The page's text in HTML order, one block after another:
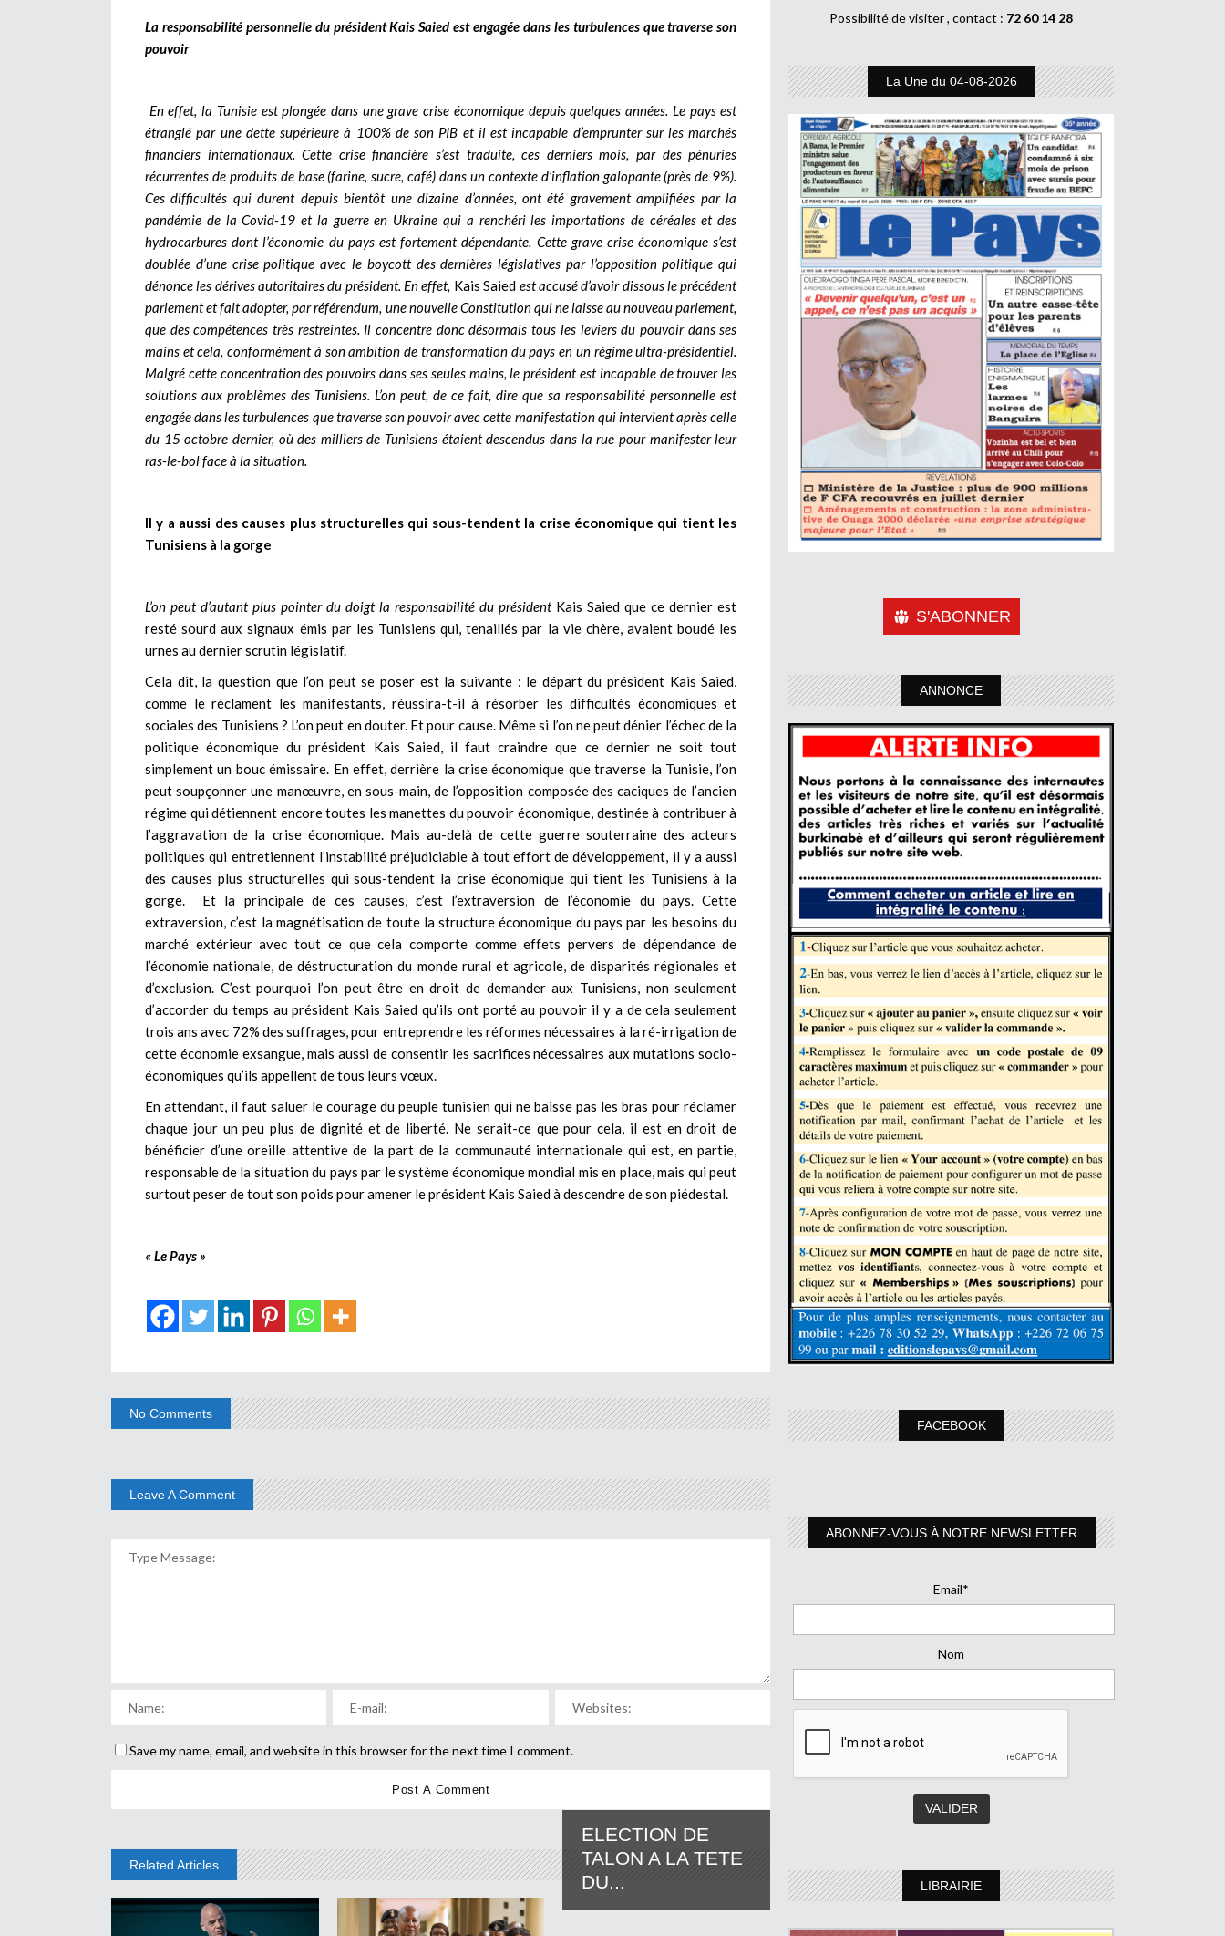
La responsabilité personnelle du président Kais Saied est engagée dans les turbulences que traverse son
pouvoir
En effet, la Tunisie est plongée dans une grave crise économique depuis quelques années. Le pays est
étranglé par une dette supérieure à 100% de son PIB et il est incapable d’emprunter sur les marchés
financiers internationaux. Cette crise financière s’est traduite, ces derniers mois, par des pénuries
récurrentes de produits de base (farine, sucre, café) dans un contexte d’inflation galopante (près de 9%).
Ces difficultés qui durent depuis bientôt une dizaine d’années, ont été gravement amplifiées par la
pandémie de la Covid-19 et la guerre en Ukraine qui a renchéri les importations de céréales et des
hydrocarbures dont l’économie du pays est fortement dépendante. Cette grave crise économique s’est
doublée d’une crise politique avec le boycott des dernières législatives par l’opposition politique qui
dénonce les dérives autoritaires du président. En effet, Kais Saied est accusé d’avoir dissous le précédent
parlement et fait adopter, par référendum, une nouvelle Constitution qui ne laisse au nouveau parlement,
que des compétences très restreintes. Il concentre donc désormais tous les leviers du pouvoir dans ses
mains et cela, conformément à son ambition de transformation du pays en un régime ultra-présidentiel.
Malgré cette concentration des pouvoirs dans ses seules mains, le président est incapable de trouver les
solutions aux problèmes des Tunisiens. L’on peut, de ce fait, dire que sa responsabilité personnelle est
engagée dans les turbulences que traverse son pouvoir avec cette manifestation qui intervient après celle
du 15 octobre dernier, où des milliers de Tunisiens étaient descendus dans la rue pour manifester leur
ras-le-bol face à la situation.
Il y a aussi des causes plus structurelles qui sous-tendent la crise économique qui tient les
Tunisiens à la gorge
L’on peut d’autant plus pointer du doigt la responsabilité du président Kais Saied que ce dernier est
resté sourd aux signaux émis par les Tunisiens qui, tenaillés par la vie chère, avaient boudé les
urnes au dernier scrutin législatif.
Cela dit, la question que l’on peut se poser est la suivante : le départ du président Kais Saied,
comme le réclament les manifestants, réussira-t-il à résorber les difficultés économiques et
sociales des Tunisiens ? L’on peut en douter. Et pour cause. Même si l’on ne peut dénier l’échec de la
politique économique du président Kais Saied, il faut craindre que ce dernier ne soit tout
simplement un bouc émissaire. En effet, derrière la crise économique que traverse la Tunisie, l’on
peut soupçonner une manœuvre, en sous-main, de l’opposition composée des caciques de l’ancien
régime qui détiennent encore toutes les manettes du pouvoir économique, destinée à contribuer à
l’aggravation de la crise économique. Mais au-delà de cette guerre souterraine des acteurs
politiques qui entretiennent l’instabilité préjudiciable à tout effort de développement, il y a aussi
des causes plus structurelles qui sous-tendent la crise économique qui tient les Tunisiens à la
gorge. Et la principale de ces causes, c’est l’extraversion de l’économie du pays. Cette
extraversion, c’est la magnétisation de toute la structure économique du pays par les besoins du
marché extérieur avec tout ce que cela comporte comme effets pervers de dépendance de
l’économie nationale, de déstructuration du monde rural et agricole, de disparités régionales et
d’exclusion. C’est pourquoi l’on peut être en droit de demander aux Tunisiens, non seulement
d’accorder du temps au président Kais Saied qu’ils ont porté au pouvoir il y a de cela seulement
trois ans avec 72% des suffrages, pour entreprendre les réformes nécessaires à la ré-irrigation de
cette économie exsangue, mais aussi de consentir les sacrifices nécessaires aux mutations socio-
économiques qu’ils appellent de tous leurs vœux.
En attendant, il faut saluer le courage du peuple tunisien qui ne baisse pas les bras pour réclamer
chaque jour un peu plus de dignité et de liberté. Ne serait-ce que pour cela, il est en droit de
bénéficier d’une oreille attentive de la part de la communauté internationale qui est, en partie,
responsable de la situation du pays par le système économique mondial mis en place, mais qui peut
surtout peser de tout son poids pour amener le président Kais Saied à descendre de son piédestal.
« Le Pays »
No Comments
Leave A Comment
Save my name, email, and website in this browser for the next time I comment.
Related Articles
ELECTION DE
TALON A LA TETE
DU...
Possibilité de visiter , contact : 72 60 14 28
La Une du 04-08-2026
S'ABONNER
ANNONCE
FACEBOOK
ABONNEZ-VOUS À NOTRE NEWSLETTER
Email*
Nom
LIBRAIRIE